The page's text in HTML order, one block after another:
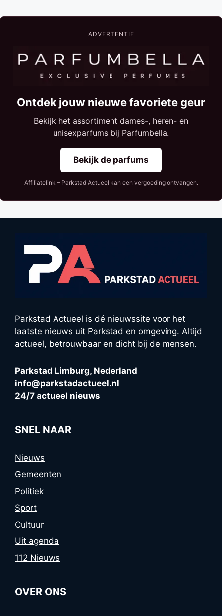
ADVERTENTIE
Ontdek jouw nieuwe favoriete geur
Bekijk het assortiment dames-, heren- en
unisexparfums bij Parfumbella.
Bekijk de parfums
Affiliatelink – Parkstad Actueel kan een vergoeding ontvangen.
Parkstad Actueel is dé nieuwssite voor het
laatste nieuws uit Parkstad en omgeving. Altijd
actueel, betrouwbaar en dicht bij de mensen.
Parkstad Limburg, Nederland
info@parkstadactueel.nl
24/7 actueel nieuws
SNEL NAAR
Nieuws
Gemeenten
Politiek
Sport
Cultuur
Uit agenda
112 Nieuws
OVER ONS